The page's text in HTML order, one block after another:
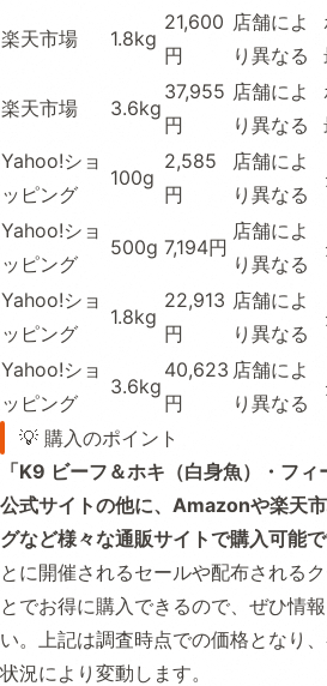
楽天市場 1.8kg
21,600
円
店舗によ
り異なる
楽天市場 3.6kg
37,955
円
店舗によ
り異なる
Yahoo!ショ
ッピング
100g
2,585
円
店舗によ
り異なる
Yahoo!ショ
ッピング
500g 7,194円
店舗によ
り異なる
Yahoo!ショ
ッピング
1.8kg
22,913
円
店舗によ
り異なる
Yahoo!ショ
ッピング
3.6kg
40,623
円
店舗によ
り異なる
💡 購入のポイント
「K9 ビーフ＆ホキ（白身魚）・フィ
公式サイトの他に、Amazonや楽天
グなど様々な通販サイトで購入可能で
とに開催されるセールや配布される
とでお得に購入できるので、ぜひ情
い。上記は調査時点での価格となり
状況により変動します。